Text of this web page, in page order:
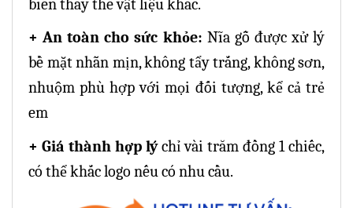
biến thay thế vật liệu khác.
+ An toàn cho sức khỏe: Nĩa gỗ được xử lý
bề mặt nhẵn mịn, không tẩy trắng, không sơn,
nhuộm phù hợp với mọi đối tượng, kể cả trẻ
em
+ Giá thành hợp lýchỉ vài trăm đồng 1 chiếc,
có thể khắc logo nếu có nhu cầu.